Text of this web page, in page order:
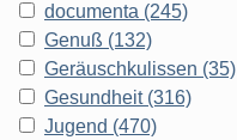
documenta (245)
Genuß (132)
Geräuschkulissen (35)
Gesundheit (316)
Jugend (470)